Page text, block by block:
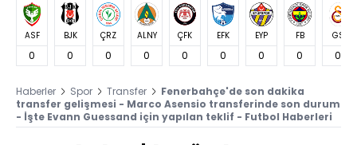
ASF
0
BJK
0
ÇRZ
0
ALNY
0
ÇFK
0
EFK
0
EYP
0
FB
0
GS
0
Haberler Spor Transfer
Fenerbahçe'de son dakika
transfer gelişmesi - Marco Asensio transferinde son durum
- İşte Evann Guessand için yapılan teklif - Futbol Haberleri